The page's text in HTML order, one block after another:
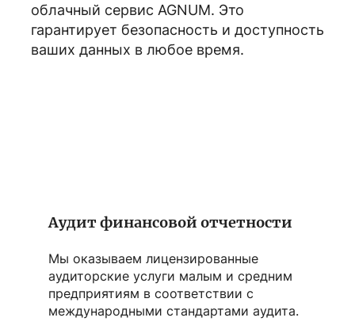
облачный сервис AGNUM. Это
гарантирует безопасность и доступность
ваших данных в любое время.
Аудит финансовой отчетности
Мы оказываем лицензированные
аудиторские услуги малым и средним
предприятиям в соответствии с
международными стандартами аудита.